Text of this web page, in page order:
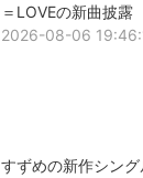
＝LOVEの新曲披露
2026-08-06
すずめの新作シング